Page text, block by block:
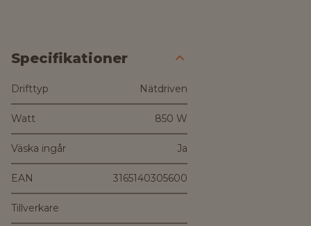
Specifikationer
Drifttyp Nätdriven
Watt 850 W
Väska ingår Ja
EAN 3165140305600
Tillverkare